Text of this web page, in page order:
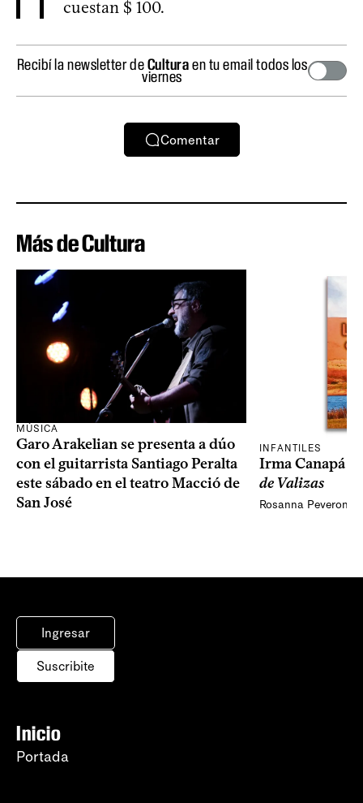
cuestan $ 100.
Recibí la newsletter deCulturaen tu email todos los
viernes
Comentar
Más de Cultura
MÚSICA
Garo Arakelian se presenta a dúo
con el guitarrista Santiago Peralta
este sábado en el teatro Macció de
San José
INFANTILES
Irma Canapá
de Valizas
Rosanna Peveroni
Ingresar
Suscribite
Inicio
Portada